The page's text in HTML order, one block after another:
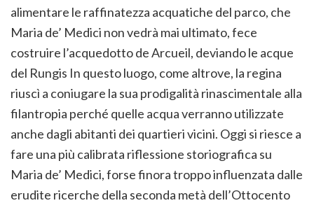
alimentare le raffinatezza acquatiche del parco, che
Maria de’ Medici non vedrà mai ultimato, fece
costruire l’acquedotto de Arcueil, deviando le acque
del Rungis In questo luogo, come altrove, la regina
riuscì a coniugare la sua prodigalità rinascimentale alla
filantropia perché quelle acqua verranno utilizzate
anche dagli abitanti dei quartieri vicini. Oggi si riesce a
fare una più calibrata riflessione storiografica su
Maria de’ Medici, forse finora troppo influenzata dalle
erudite ricerche della seconda metà dell’Ottocento